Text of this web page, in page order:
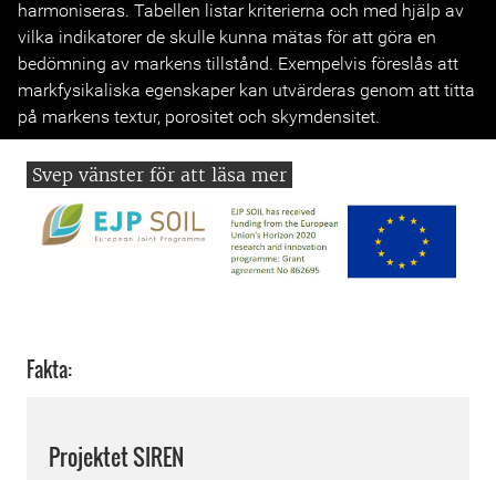
harmoniseras. Tabellen listar kriterierna och med hjälp av
vilka indikatorer de skulle kunna mätas för att göra en
bedömning av markens tillstånd. Exempelvis föreslås att
markfysikaliska egenskaper kan utvärderas genom att titta
på markens textur, porositet och skymdensitet.
Fakta:
Projektet SIREN